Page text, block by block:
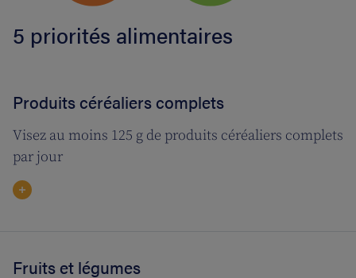
5 priorités alimentaires
Produits céréaliers complets
Visez au moins 125 g de produits céréaliers complets
par jour
Fruits et légumes